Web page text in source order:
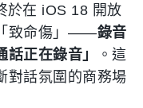
於在 iOS 18 開放
致命傷」——錄音
正在錄音」
。這
對話氛圍的商務場